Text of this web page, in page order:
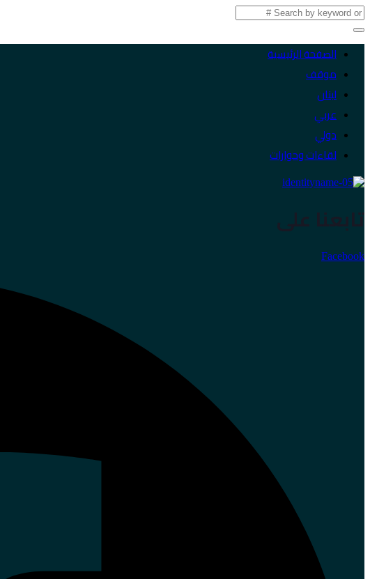
الصفحة الرئيسية
موقف
لبنان
عربي
دولي
لقاءات وحوارات
تابعنا على
Facebook